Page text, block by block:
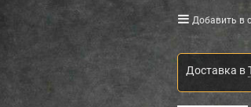
Добавить в
Доставка в